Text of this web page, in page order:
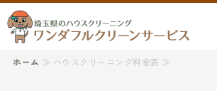
ホーム
ホーム ≫ ハウスクリーニング料金表 ≫